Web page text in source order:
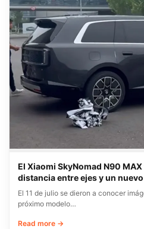
El Xiaomi SkyNomad N90
distancia entre ejes y un
El 11 de julio se dieron a conocer
próximo modelo…
Read more →